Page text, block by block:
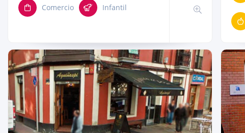
Comercio Infantil